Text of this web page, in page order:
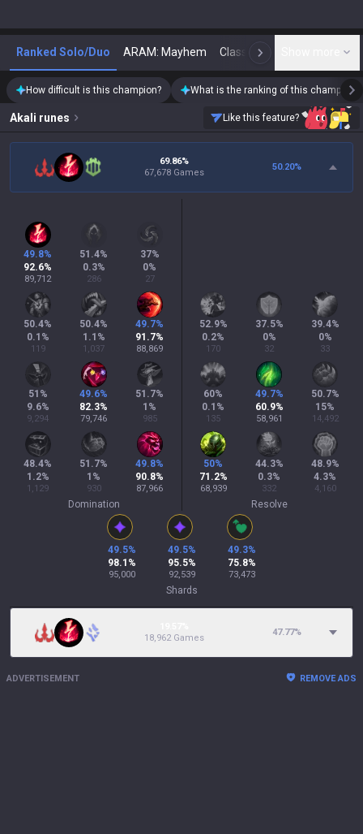
Ranked Solo/Duo ARAM: Mayhem Classic N
How difficult is this champion? What is the ranking of this champion?
Akali runes Like this feature?
69.86%
67,678 Games
50.20%
49.8%
92.6%
89,712
51.4%
0.3%
286
37%
0%
27
50.4%
0.1 %
119
50.4%
1.1 %
1,037
49.7%
91.7%
88,869
51 %
9.6%
9,294
49.6%
82.3%
79,746
51.7%
1 %
985
48.4%
1.2%
1,129
51.7%
1 %
930
49.8%
90.8%
87,966
Domination
52.9%
0.2%
170
37.5%
0%
32
39.4%
0%
33
60%
0.1 %
135
49.7%
60.9%
58,961
50.7%
15%
14,492
50%
71.2%
68,939
44.3%
0.3%
332
48.9%
4.3%
4,160
Resolve
49.5%
98.1 %
95,000
49.5%
95.5%
92,539
49.3%
75.8%
73,473
Shards
18,962 Games
47.77%
ADVERTISEMENT REMOVE ADS